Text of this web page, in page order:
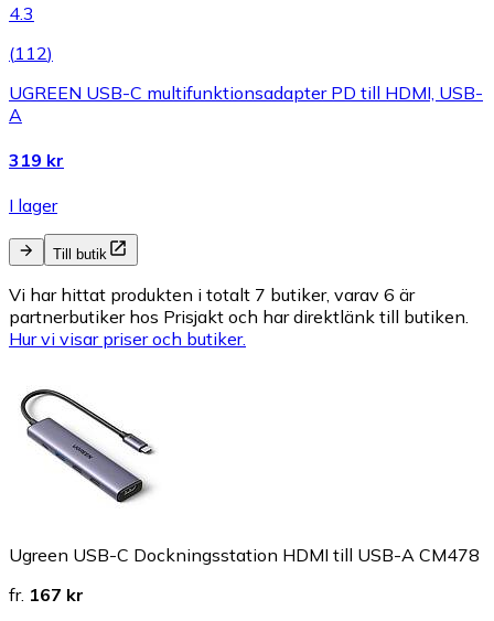
4.3
(112)
UGREEN USB-C multifunktionsadapter PD till HDMI, USB-
A
319 kr
I lager
Till butik
Vi har hittat produkten i totalt 7 butiker, varav 6 är
partnerbutiker hos Prisjakt och har direktlänk till butiken.
Hur vi visar priser och butiker.
Ugreen USB-C Dockningsstation HDMI till USB-A CM478
fr. 167 kr